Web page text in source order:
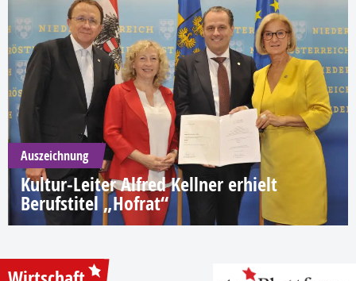
Auszeichnung
Kultur-Leiter Alfred Kellner erhielt
Berufstitel „Hofrat“